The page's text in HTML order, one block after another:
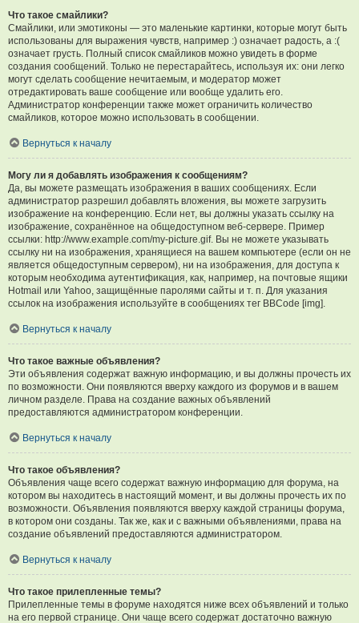
Что такое смайлики?
Смайлики, или эмотиконы — это маленькие картинки, которые могут быть
использованы для выражения чувств, например :) означает радость, а :(
означает грусть. Полный список смайликов можно увидеть в форме
создания сообщений. Только не перестарайтесь, используя их: они легко
могут сделать сообщение нечитаемым, и модератор может
отредактировать ваше сообщение или вообще удалить его.
Администратор конференции также может ограничить количество
смайликов, которое можно использовать в сообщении.
Вернуться к началу
Могу ли я добавлять изображения к сообщениям?
Да, вы можете размещать изображения в ваших сообщениях. Если
администратор разрешил добавлять вложения, вы можете загрузить
изображение на конференцию. Если нет, вы должны указать ссылку на
изображение, сохранённое на общедоступном веб-сервере. Пример
ссылки: http://www.example.com/my-picture.gif. Вы не можете указывать
ссылку ни на изображения, хранящиеся на вашем компьютере (если он не
является общедоступным сервером), ни на изображения, для доступа к
которым необходима аутентификация, как, например, на почтовые ящики
Hotmail или Yahoo, защищённые паролями сайты и т. п. Для указания
ссылок на изображения используйте в сообщениях тег BBCode [img].
Вернуться к началу
Что такое важные объявления?
Эти объявления содержат важную информацию, и вы должны прочесть их
по возможности. Они появляются вверху каждого из форумов и в вашем
личном разделе. Права на создание важных объявлений
предоставляются администратором конференции.
Вернуться к началу
Что такое объявления?
Объявления чаще всего содержат важную информацию для форума, на
котором вы находитесь в настоящий момент, и вы должны прочесть их по
возможности. Объявления появляются вверху каждой страницы форума,
в котором они созданы. Так же, как и с важными объявлениями, права на
создание объявлений предоставляются администратором.
Вернуться к началу
Что такое прилепленные темы?
Прилепленные темы в форуме находятся ниже всех объявлений и только
на его первой странице. Они чаще всего содержат достаточно важную